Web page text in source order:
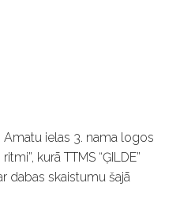
ielas 3. nama logos
kurā TTMS “ĢILDE”
dabas skaistumu šajā